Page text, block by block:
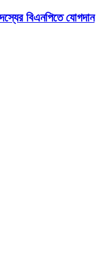
বিএনপিতে যোগদান